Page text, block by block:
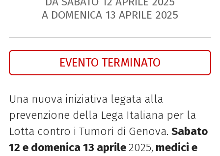
A DOMENICA 13 APRILE 2025
EVENTO TERMINATO
Una nuova iniziativa legata alla
prevenzione della Lega Italiana per la
Lotta contro i Tumori di Genova. Sabato
12 e domenica 13 aprile2025, medici e